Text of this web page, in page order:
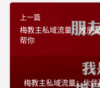
上一篇
梅教主私域流量：发朋
帮你
梅教主私域流量：伙